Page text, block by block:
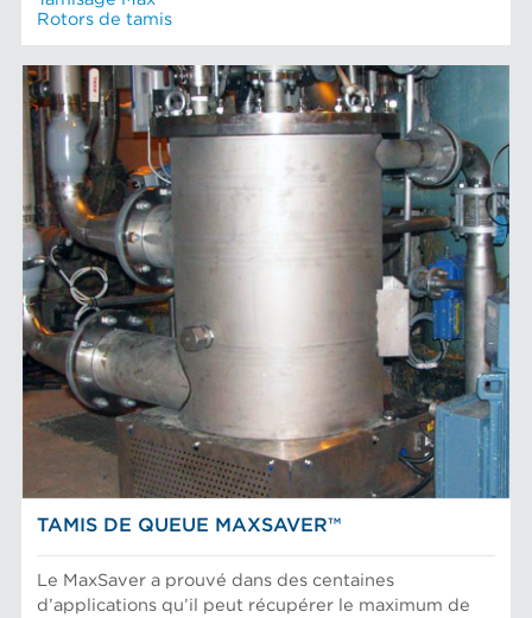
Rotors de tamis
TAMIS DE QUEUE MAXSAVER™
Le MaxSaver a prouvé dans des centaines
d’applications qu’il peut récupérer le maximum de